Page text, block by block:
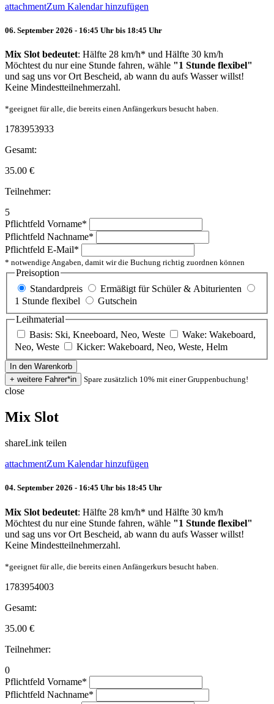
attachmentZum Kalendar hinzufügen
06. September 2026 - 16:45 Uhr bis 18:45 Uhr
Mix Slot bedeutet: Hälfte 28 km/h* und Hälfte 30 km/h
Möchtest du nur eine Stunde fahren, wähle "1 Stunde flexibel"
und sag uns vor Ort Bescheid, ab wann du aufs Wasser willst!
Keine Mindestteilnehmerzahl.
*geeignet für alle, die bereits einen Anfängerkurs besucht haben.
1783953933
Gesamt:
35.00 €
Teilnehmer:
5
Pflichtfeld Vorname*
Pflichtfeld Nachname*
Pflichtfeld E-Mail*
* notwendige Angaben, damit wir die Buchung richtig zuordnen können
Preisoption
Standardpreis
Ermäßigt für Schüler & Abiturienten
1 Stunde flexibel
Gutschein
Leihmaterial
Basis: Ski, Kneeboard, Neo, Weste
Wake: Wakeboard,
Neo, Weste
Kicker: Wakeboard, Neo, Weste, Helm
Spare zusätzlich 10% mit einer Gruppenbuchung!
close
Mix Slot
shareLink teilen
attachmentZum Kalendar hinzufügen
04. September 2026 - 16:45 Uhr bis 18:45 Uhr
Mix Slot bedeutet: Hälfte 28 km/h* und Hälfte 30 km/h
Möchtest du nur eine Stunde fahren, wähle "1 Stunde flexibel"
und sag uns vor Ort Bescheid, ab wann du aufs Wasser willst!
Keine Mindestteilnehmerzahl.
*geeignet für alle, die bereits einen Anfängerkurs besucht haben.
1783954003
Gesamt:
35.00 €
Teilnehmer:
0
Pflichtfeld Vorname*
Pflichtfeld Nachname*